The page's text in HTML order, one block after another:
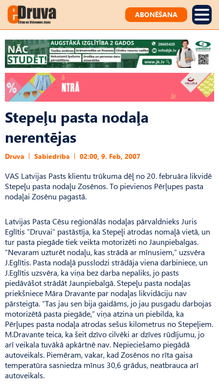
ABONĒŠANA
Stepeļu pasta nodaļa
nerentējas
Druva Sabiedrība 02:00, 9. Feb, 2007
VAS Latvijas Pasts klientu trūkuma dēļ no 20. februāra likvidē
Stepeļu pasta nodaļu Zosēnos. To pievienos Pērļupes pasta
nodaļai Zosēnu pagastā.
Latvijas Pasta Cēsu reģionālās nodaļas pārvaldnieks Juris
Eglītis “Druvai” pastāstīja, ka Stepeļi atrodas nomaļā vietā, un
tur pasta piegāde tiek veikta motorizēti no Jaunpiebalgas.
“Nevaram uzturēt nodaļu, kas strādā ar mīnusiem,” uzsvēra
J.Eglītis. Pasta nodaļā pusslodzi strādāja viena darbiniece, un
J.Eglītis uzsvēra, ka viņa bez darba nepaliks, jo pasts
piedāvāšot strādāt Jaunpiebalgā. Stepeļu pasta nodaļas
priekšniece Māra Dravante par nodaļas likvidāciju nav
pārsteigta. “Tas jau sen bija gaidāms, jo jau pusgadu darbojas
motorizētā pasta piegāde,” viņa atzina un piebilda, ka
Pērļupes pasta nodaļa atrodas sešus kilometrus no Stepeļiem.
M.Dravante teica, ka šeit dzīvo cilvēki ar dzīves rūdījumu, jo
arī veikala tuvākā apkārtnē nav. Nepieciešamo piegādā
autoveikals. Piemēram, vakar, kad Zosēnos no rīta gaisa
temperatūra sasniedza mīnus 30,6 grādus, neatbrauca arī
autoveikals.